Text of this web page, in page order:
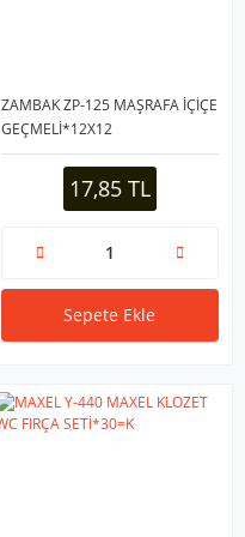
ZAMBAK ZP-125 MAŞRAFA İÇİÇE
GEÇMELİ*12X12
17,85 TL
Sepete Ekle